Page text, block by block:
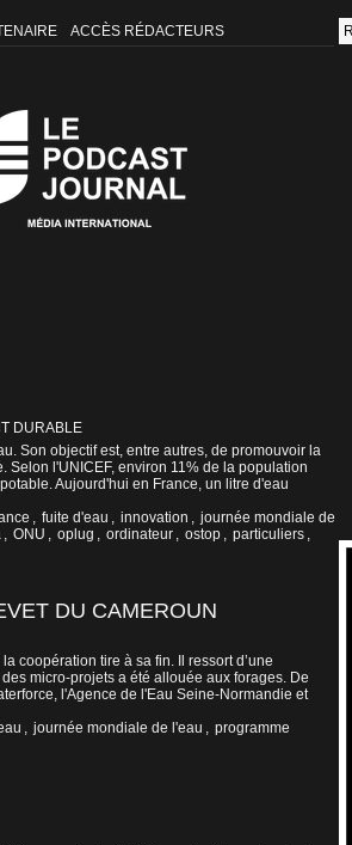
ACCÈS RÉDACTEURS
DURABLE
Son objectif est, entre autres, de promouvoir la
l'UNICEF, environ 11% de la population
Aujourd'hui en France, un litre d'eau
, fuite d'eau , innovation , journée mondiale de
, ONU , oplug , ordinateur , ostop , particuliers ,
DU CAMEROUN
coopération tire à sa fin. Il ressort d’une
micro-projets a été allouée aux forages. De
l'Agence de l'Eau Seine-Normandie et
, journée mondiale de l'eau , programme